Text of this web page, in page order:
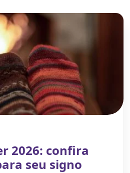
2026: confira
seu signo